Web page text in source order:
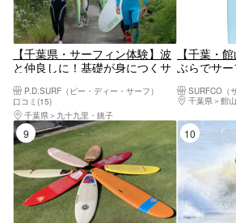
【千葉県・サーフィン体験】波
と仲良しに！基礎が身につくサ
P.D.SURF（ピー・ディー・サーフ）
口コミ(15)
千葉県
九十九里・銚子
【千葉・
ぶらでサ
ーライン沿
ボード＜
レンタル
SURFCO（
千葉県
館
9位 10